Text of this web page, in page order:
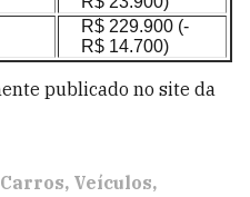
R$ 229.900 (-
R$ 14.700)
publicado no site da
Carros Veículos